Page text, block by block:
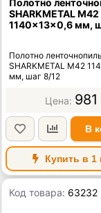
SHARKMETAL M42
1140×13×0,6 мм,
Полотно
SHARKMETAL M42
мм, шаг 8/12
981
В
Купить в 1
Код товара: 63232